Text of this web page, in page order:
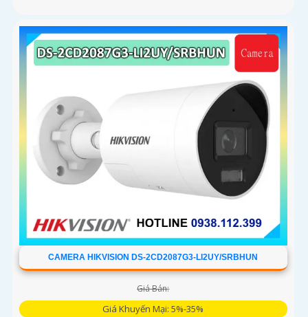
CAMERA HIKVISION DS-2CD2087G3-LI2UY/SRBHUN
Giá Bán:
Giá Khuyến Mại: 5%-35%